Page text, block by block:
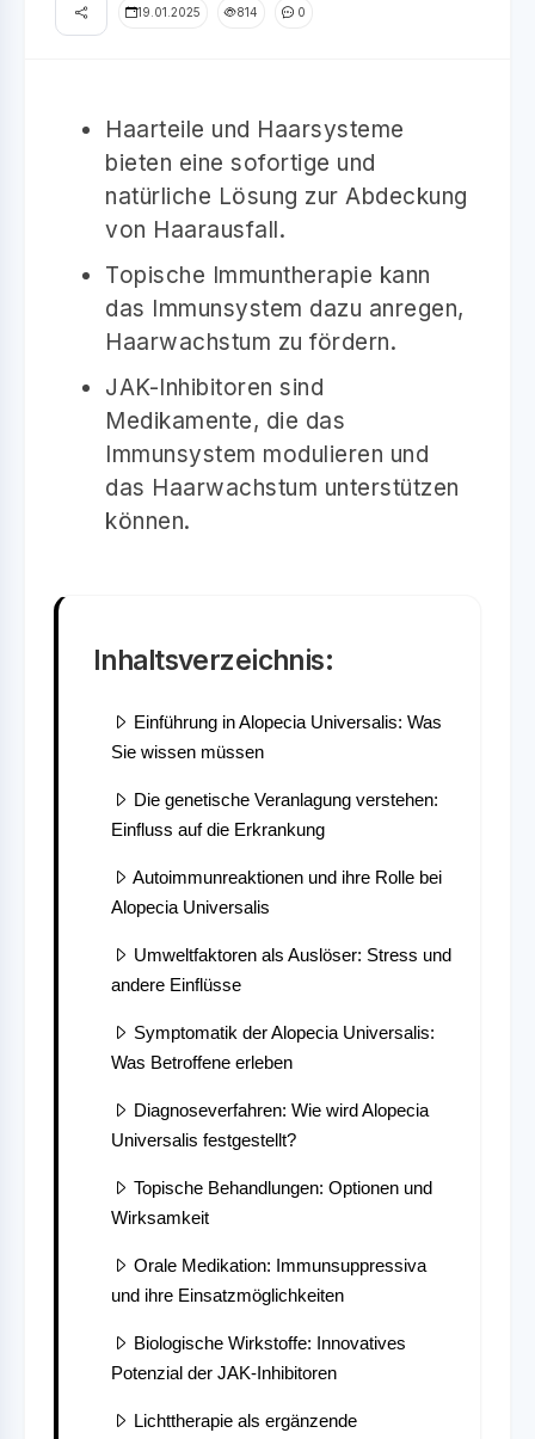
19.01.2025 814 0
Haarteile und Haarsysteme
bieten eine sofortige und
natürliche Lösung zur Abdeckung
von Haarausfall.
Topische Immuntherapie kann
das Immunsystem dazu anregen,
Haarwachstum zu fördern.
JAK-Inhibitoren sind
Medikamente, die das
Immunsystem modulieren und
das Haarwachstum unterstützen
können.
Inhaltsverzeichnis:
Einführung in Alopecia Universalis: Was
Sie wissen müssen
Die genetische Veranlagung verstehen:
Einfluss auf die Erkrankung
Autoimmunreaktionen und ihre Rolle bei
Alopecia Universalis
Umweltfaktoren als Auslöser: Stress und
andere Einflüsse
Symptomatik der Alopecia Universalis:
Was Betroffene erleben
Diagnoseverfahren: Wie wird Alopecia
Universalis festgestellt?
Topische Behandlungen: Optionen und
Wirksamkeit
Orale Medikation: Immunsuppressiva
und ihre Einsatzmöglichkeiten
Biologische Wirkstoffe: Innovatives
Potenzial der JAK-Inhibitoren
Lichttherapie als ergänzende